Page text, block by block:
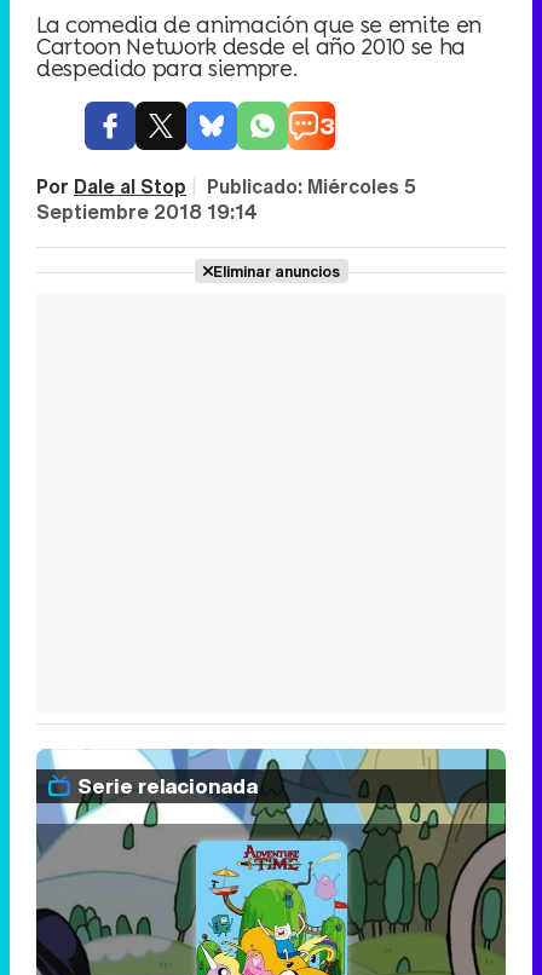
La comedia de animación que se emite en
Cartoon Network desde el año 2010 se ha
despedido para siempre.
3
Por Dale al Stop | Publicado: Miércoles 5
Septiembre 2018 19:14
Eliminar anuncios
Serie relacionada